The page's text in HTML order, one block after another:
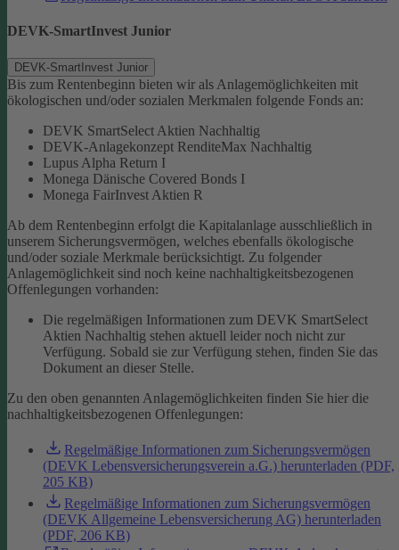
DEVK-SmartInvest Junior
DEVK-SmartInvest Junior
Bis zum Rentenbeginn bieten wir als Anlagemöglichkeiten mit
ökologischen und/oder sozialen Merkmalen folgende Fonds an:
DEVK SmartSelect Aktien Nachhaltig
DEVK-Anlagekonzept RenditeMax Nachhaltig
Lupus Alpha Return I
Monega Dänische Covered Bonds I
Monega FairInvest Aktien R
Ab dem Rentenbeginn erfolgt die Kapitalanlage ausschließlich in
unserem Sicherungsvermögen, welches ebenfalls ökologische
und/oder soziale Merkmale berücksichtigt. Zu folgender
Anlagemöglichkeit sind noch keine nachhaltigkeitsbezogenen
Offenlegungen vorhanden:
Die regelmäßigen Informationen zum DEVK SmartSelect
Aktien Nachhaltig stehen aktuell leider noch nicht zur
Verfügung. Sobald sie zur Verfügung stehen, finden Sie das
Dokument an dieser Stelle.
Zu den oben genannten Anlagemöglichkeiten finden Sie hier die
nachhaltigkeitsbezogenen Offenlegungen:
Regelmäßige Informationen zum Sicherungsvermögen
(DEVK Lebensversicherungsverein a.G.) herunterladen (PDF,
205 KB)
Regelmäßige Informationen zum Sicherungsvermögen
(DEVK Allgemeine Lebensversicherung AG) herunterladen
(PDF, 206 KB)